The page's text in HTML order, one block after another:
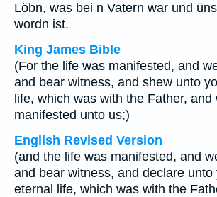
Löbn, was bei n Vatern war und
wordn ist.
King James Bible
(For the life was manifested, and
and bear witness, and shew unto
life, which was with the Father, and
manifested unto us;)
English Revised Version
(and the life was manifested, and
and bear witness, and declare
eternal life, which was with the